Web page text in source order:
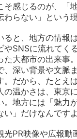
そ感じるのが、「
らない」という現
ると、地方の情報
やSNSに流れてく
た大都市の出来事
、深い背景や文脈
。だから、たとえ
の温かさは、東京
。地方には「魅力
い」だけなんですよ
光PR映像や広報動